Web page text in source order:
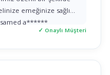
emeğinize sağlık
a******
✓ Onaylı Müşteri